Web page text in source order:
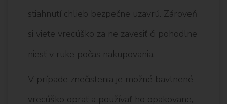
stiahnutí chlieb bezpečne uzavrú. Zároveň
si viete vrecúško za ne zavesiť či pohodlne
niesť v ruke počas nakupovania.
V prípade znečistenia je možné bavlnené
vrecúško oprať a používať ho opakovane,